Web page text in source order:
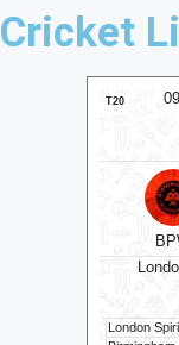
Cricket
T20
London